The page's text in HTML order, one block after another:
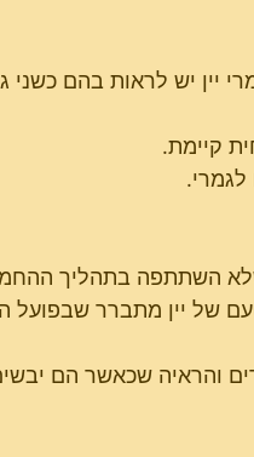
יש לראות בהם כשני
קיימת.
שלא השתתפה בתהליך
כבר אין טעם של יין מתברר
והראיה שכאשר הם